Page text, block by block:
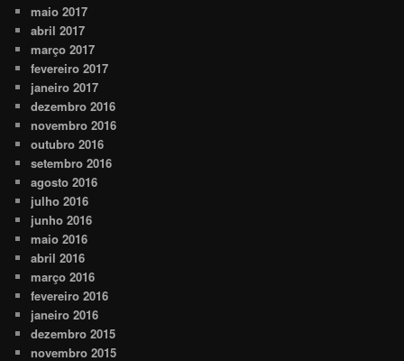
maio 2017
abril 2017
março 2017
fevereiro 2017
janeiro 2017
dezembro 2016
novembro 2016
outubro 2016
setembro 2016
agosto 2016
julho 2016
junho 2016
maio 2016
abril 2016
março 2016
fevereiro 2016
janeiro 2016
dezembro 2015
novembro 2015